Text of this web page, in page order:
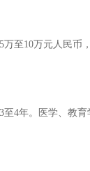
10万元人民
4年。医学、教